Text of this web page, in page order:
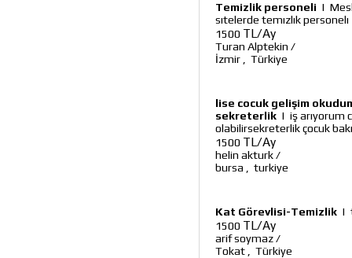
Temizlik personeli |
sıtelerde temızlık personelı
1500 TL/Ay
Turan Alptekin /
İzmir
Türkiye
lise cocuk gelişim
sekreterlik | iş arıyorum
olabilirsekreterlik çocuk
1500 TL/Ay
helin akturk/
bursa
turkiye
Kat Görevlisi-Temizlik |
1500 TL/Ay
arif soymaz/
Tokat
Türkiye